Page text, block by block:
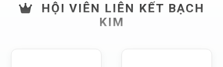
HỘI VIÊN LIÊN KẾT BẠCH
KIM